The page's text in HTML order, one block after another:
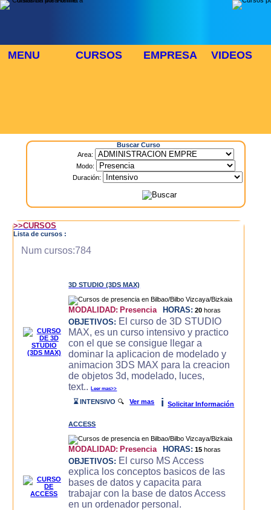
MENU CURSOS EMPRESA VIDEOS
Buscar Curso
Area:
Modo:
Duración:
>>CURSOS
Lista de cursos :
Num cursos:784
3D STUDIO (3DS MAX)
MODALIDAD: Presencia HORAS: 20 horas
OBJETIVOS: El curso de 3D STUDIO
MAX, es un curso intensivo y practico
con el que se consigue llegar a
dominar la aplicacion de modelado y
animacion 3DS MAX para la creacion
de objetos 3d, modelado, luces,
text..Leer mas>>
⌛ INTENSIVO 🔍Ver mas i Solicitar Información
ACCESS
MODALIDAD: Presencia HORAS: 15 horas
OBJETIVOS: El curso MS Access
explica los conceptos basicos de las
bases de datos y capacita para
trabajar con la base de datos Access
en un ordenador personal.